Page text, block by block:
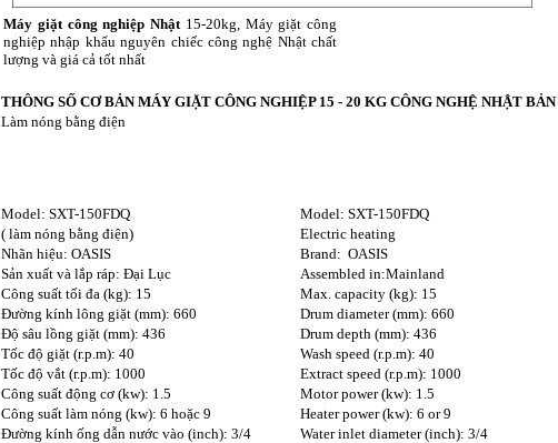
Máy giặt công nghiệp Nhật 15-20kg, Máy giặt công
nghiệp nhập khẩu nguyên chiếc công nghệ Nhật chất
lượng và giá cả tốt nhất
THÔNG SỐ CƠ BẢN MÁY GIẶT CÔNG NGHIỆP 15 - 20 KG CÔNG NGHỆ NHẬT BẢN
Làm nóng bằng điện
Model: SXT-150FDQ
( làm nóng bằng điện)
Nhãn hiệu: OASIS
Sản xuất và lắp ráp: Đại Lục
Công suất tối đa (kg): 15
Đường kính lông giặt (mm): 660
Độ sâu lồng giặt (mm): 436
Tốc độ giặt (r.p.m): 40
Tốc độ vắt (r.p.m): 1000
Công suất động cơ (kw): 1.5
Công suất làm nóng (kw): 6 hoặc 9
Đường kính ống dẫn nước vào (inch): 3/4
Model: SXT-150FDQ
Electric heating
Brand: OASIS
Assembled in:Mainland
Max. capacity (kg): 15
Drum diameter (mm): 660
Drum depth (mm): 436
Wash speed (r.p.m): 40
Extract speed (r.p.m): 1000
Motor power (kw): 1.5
Heater power (kw): 6 or 9
Water inlet diameter (inch): 3/4